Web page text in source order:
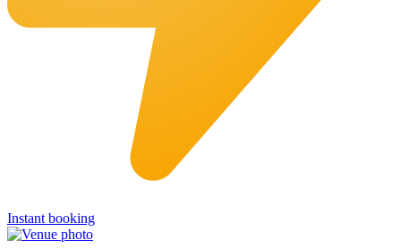
Instant booking